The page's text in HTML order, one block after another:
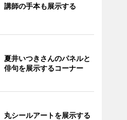
講師の手本も展示する
夏井いつきさんのパネルと
俳句を展示するコーナー
丸シールアートを展示する